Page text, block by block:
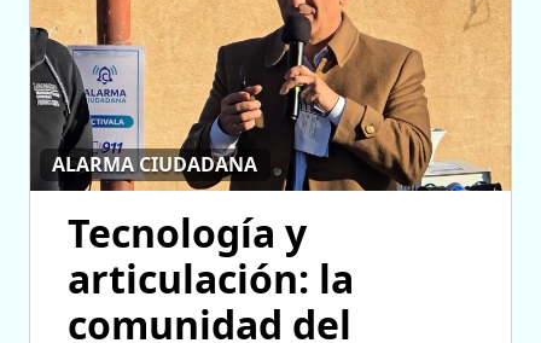
ALARMA CIUDADANA
Tecnología y
articulación: la
comunidad del